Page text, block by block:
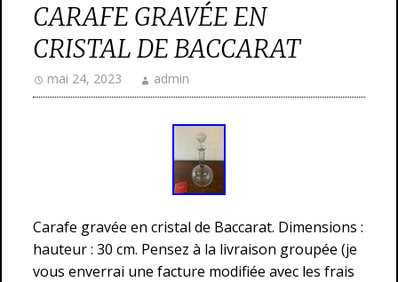
CARAFE GRAVÉE EN
CRISTAL DE BACCARAT
mai 24, 2023 admin
Carafe gravée en cristal de Baccarat. Dimensions :
hauteur : 30 cm. Pensez à la livraison groupée (je
vous enverrai une facture modifiée avec les frais